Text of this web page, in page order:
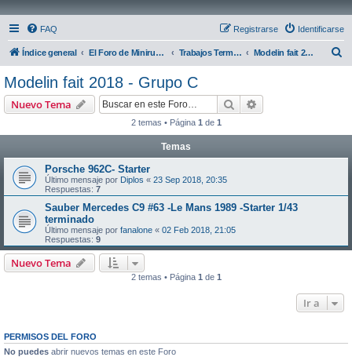
FAQ Identificarse
Registrarse
Índice general El Foro de Miniruedas Trabajos Terminados Modelin fait 2018 - Grupo C
Modelin fait 2018 - Grupo C
Nuevo Tema Buscar
2 temas • Página 1 de 1
Temas
Porsche 962C- Starter
Último mensaje por Diplos « 23 Sep 2018, 20:35
Respuestas: 7
Sauber Mercedes C9 #63 -Le Mans 1989 -Starter 1/43
terminado
Último mensaje por fanalone « 02 Feb 2018, 21:05
Respuestas: 9
Nuevo Tema
2 temas • Página 1 de 1
Ir a
PERMISOS DEL FORO
No puedes abrir nuevos temas en este Foro